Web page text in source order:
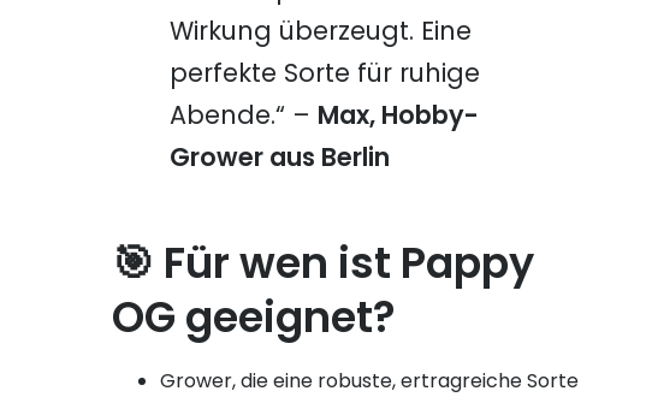
Wirkung überzeugt. Eine
perfekte Sorte für ruhige
Abende.“ – Max, Hobby-
Grower aus Berlin
🎯 Für wen ist Pappy
OG geeignet?
Grower, die eine robuste, ertragreiche Sorte